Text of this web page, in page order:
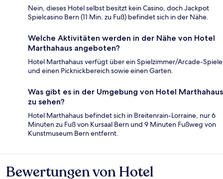
Nein, dieses Hotel selbst besitzt kein Casino, doch Jackpot
Spielcasino Bern (11 Min. zu Fuß) befindet sich in der Nähe.
Welche Aktivitäten werden in der Nähe von Hotel
Marthahaus angeboten?
Hotel Marthahaus verfügt über ein Spielzimmer/Arcade-Spiele
und einen Picknickbereich sowie einen Garten.
Was gibt es in der Umgebung von Hotel Marthahaus
zu sehen?
Hotel Marthahaus befindet sich in Breitenrain-Lorraine, nur 6
Minuten zu Fuß von Kursaal Bern und 9 Minuten Fußweg von
Kunstmuseum Bern entfernt.
Bewertungen
Bewertungen von Hotel